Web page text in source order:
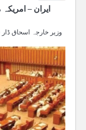
ایران –
وزیر خارجہ اسحاق ڈار